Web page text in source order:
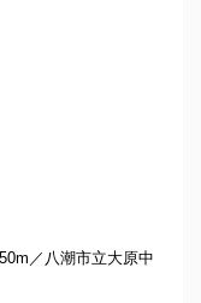
／八潮市立大原中